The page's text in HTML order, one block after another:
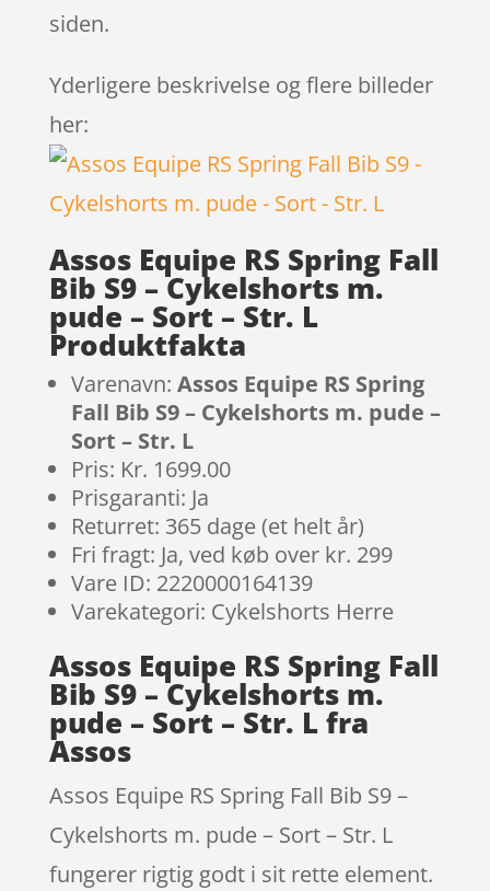
siden.
Yderligere beskrivelse og flere billeder
her:
Assos Equipe RS Spring Fall
Bib S9 – Cykelshorts m.
pude – Sort – Str. L
Produktfakta
Varenavn: Assos Equipe RS Spring
Fall Bib S9 – Cykelshorts m. pude –
Sort – Str. L
Pris: Kr. 1699.00
Prisgaranti: Ja
Returret: 365 dage (et helt år)
Fri fragt: Ja, ved køb over kr. 299
Vare ID: 2220000164139
Varekategori: Cykelshorts Herre
Assos Equipe RS Spring Fall
Bib S9 – Cykelshorts m.
pude – Sort – Str. L fra
Assos
Assos Equipe RS Spring Fall Bib S9 –
Cykelshorts m. pude – Sort – Str. L
fungerer rigtig godt i sit rette element.